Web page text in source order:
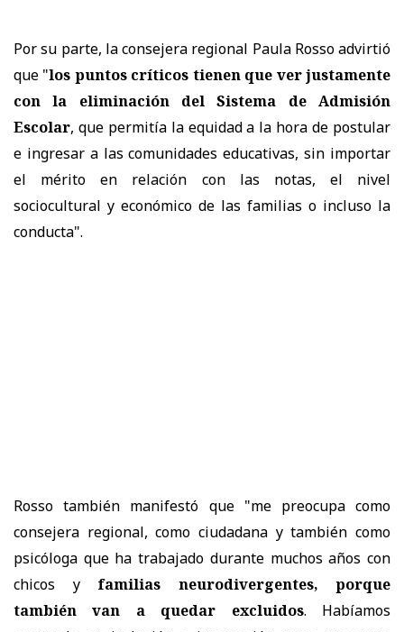
Por su parte, la consejera regional Paula Rosso advirtió
que "los puntos críticos tienen que ver justamente
con la eliminación del Sistema de Admisión
Escolar, que permitía la equidad a la hora de postular
e ingresar a las comunidades educativas, sin importar
el mérito en relación con las notas, el nivel
sociocultural y económico de las familias o incluso la
conducta".
Rosso también manifestó que "me preocupa como
consejera regional, como ciudadana y también como
psicóloga que ha trabajado durante muchos años con
chicos yfamilias neurodivergentes, porque
también van a quedar excluidos. Habíamos